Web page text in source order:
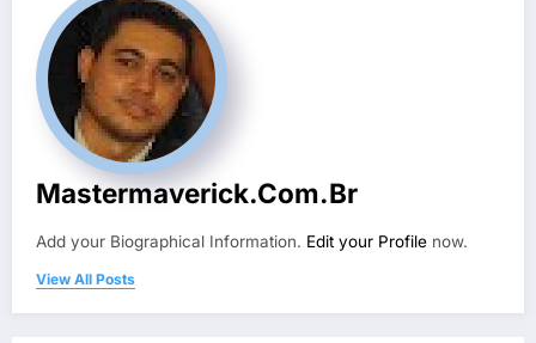
Mastermaverick.com.br
Add your Biographical Information. Edit your Profile now.
View All Posts